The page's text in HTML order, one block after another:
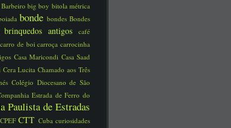
Barbeirobig boy bitola métrica
bonde bondesBondes
brinquedos antigoscafé
carro de boicarroçacarrocinha
Casa Maricondi Casa Saad
Cera LucitaChamado aos Três
Colégio Diocesano de São
Estrada de Ferro do
Paulista de Estradas
CPEFCTT Cubacuriosidades